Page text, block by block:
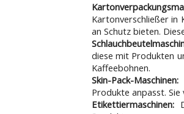
Kartonverschließer in
an Schutz bieten.
diese mit Produkten
Kaffeebohnen.
Skin-Pack-Maschinen:
Produkte anpasst.
Etikettiermaschinen: